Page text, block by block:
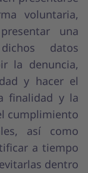
voluntaria,
una
datos
la denuncia,
y hacer el
finalidad y la
cumplimiento
así como
a tiempo
dentro